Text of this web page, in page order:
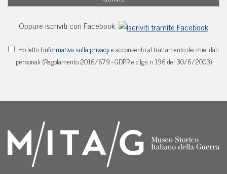
Oppure iscriviti con Facebook:
Ho letto l'informativa sulla privacye acconsento al trattamento dei miei dati
personali (Regolamento 2016/679 - GDPR e d.lgs. n.196 del 30/6/2003)